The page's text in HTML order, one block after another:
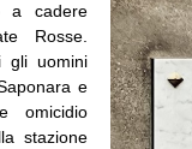
a cadere
Rosse.
gli uomini
e
omicidio
stazione